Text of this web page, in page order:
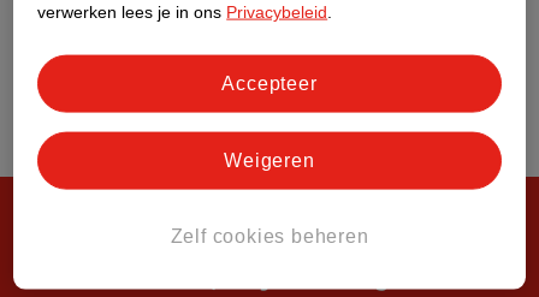
Steeds verrassend, altijd voordelig!
verwerken lees je in ons Privacybeleid
Zelf cookies beheren
Weigeren
Accepteer